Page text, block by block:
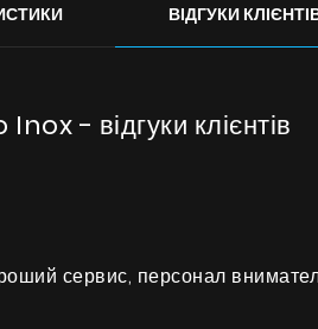
ВІДГУКИ
- відгуки клієнтів
сервис, персонал